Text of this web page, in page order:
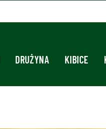
DRUŻYNA KIBICE